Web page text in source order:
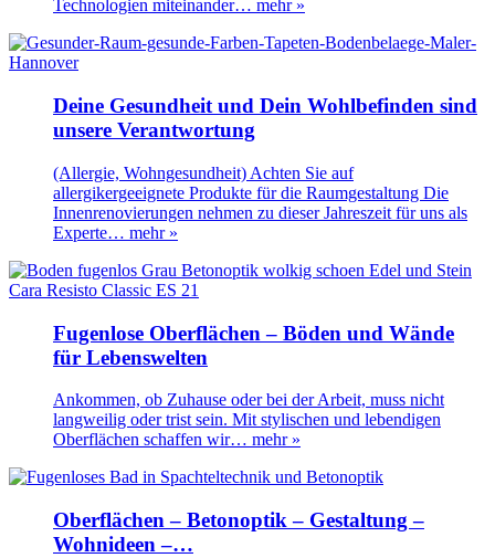
Technologien miteinander… mehr »
Deine Gesundheit und Dein Wohlbefinden sind
unsere Verantwortung
(Allergie, Wohngesundheit) Achten Sie auf
allergikergeeignete Produkte für die Raumgestaltung Die
Innenrenovierungen nehmen zu dieser Jahreszeit für uns als
Experte… mehr »
Fugenlose Oberflächen – Böden und Wände
für Lebenswelten
Ankommen, ob Zuhause oder bei der Arbeit, muss nicht
langweilig oder trist sein. Mit stylischen und lebendigen
Oberflächen schaffen wir… mehr »
Oberflächen – Betonoptik – Gestaltung –
Wohnideen –…